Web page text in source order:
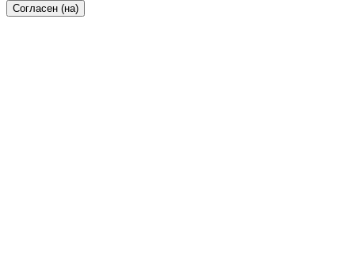
Согласен (на)